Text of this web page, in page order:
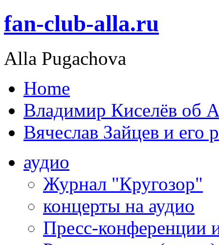
fan-club-alla.ru
Alla Pugachova
Home
Владимир Киселёв об
Вячеслав Зайцев и его
аудио
Журнал "Кругозор"
концерты на аудио
Пресс-конференции